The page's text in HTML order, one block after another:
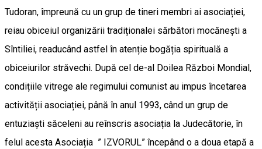
Tudoran, împreună cu un grup de tineri membri ai asociației,
reiau obiceiul organizării tradiționalei sărbători mocănești a
Sîntiliei, readucând astfel în atenție bogăția spirituală a
obiceiurilor străvechi. După cel de-al Doilea Război Mondial,
condițiile vitrege ale regimului comunist au impus încetarea
activității asociației, până în anul 1993, când un grup de
entuziaști săceleni au reînscris asociația la Judecătorie, în
felul acesta Asociația ” IZVORUL” începând o a doua etapă a